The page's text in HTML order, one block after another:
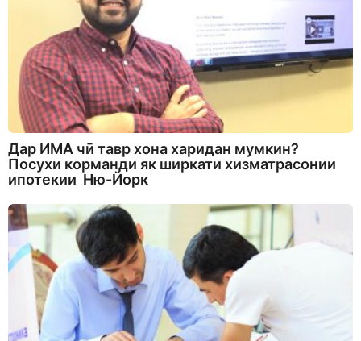
Дар ИМА чӣ тавр хона харидан мумкин?
Посухи корманди як ширкати хизматрасонии
ипотекии Ню-Йорк